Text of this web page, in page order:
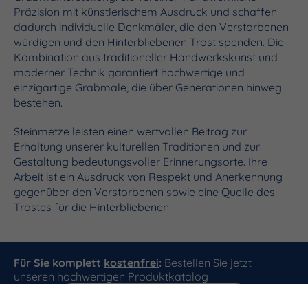
Präzision mit künstlerischem Ausdruck und schaffen
dadurch individuelle Denkmäler, die den Verstorbenen
würdigen und den Hinterbliebenen Trost spenden. Die
Kombination aus traditioneller Handwerkskunst und
moderner Technik garantiert hochwertige und
einzigartige Grabmale, die über Generationen hinweg
bestehen.
Steinmetze leisten einen wertvollen Beitrag zur
Erhaltung unserer kulturellen Traditionen und zur
Gestaltung bedeutungsvoller Erinnerungsorte. Ihre
Arbeit ist ein Ausdruck von Respekt und Anerkennung
gegenüber den Verstorbenen sowie eine Quelle des
Trostes für die Hinterbliebenen.
Für Sie komplett kostenfrei: Bestellen Sie jetzt
unseren hochwertigen Produktkatalog